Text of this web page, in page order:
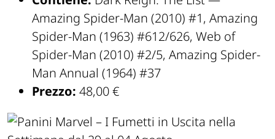
Amazing Spider-Man (2010) #1, Amazing
Spider-Man (1963) #612/626, Web of
Spider-Man (2010) #2/5, Amazing Spider-
Man Annual (1964) #37
Prezzo: 48,00 €